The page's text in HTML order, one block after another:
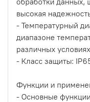
высокая
- Температурный
диапазоне
различных условиях
- Класс защиты:
Функции и
- Основные